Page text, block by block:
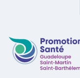
Promotion Santé